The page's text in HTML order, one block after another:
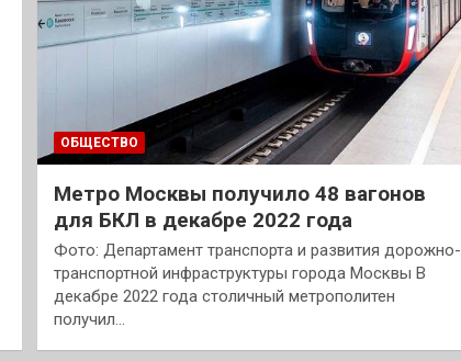
ОБЩЕСТВО
Метро Москвы получило 48 вагонов
для БКЛ в декабре 2022 года
Фото: Департамент транспорта и развития дорожно-
транспортной инфраструктуры города Москвы В
декабре 2022 года столичный метрополитен
получил…